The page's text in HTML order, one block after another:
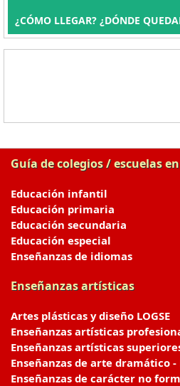
¿CÓMO LLEGAR? ¿DÓNDE
Guía de colegios / escuelas
Educación infantil
Educación primaria
Educación secundaria
Educación especial
Enseñanzas de idiomas
Enseñanzas artísticas
Artes plásticas y diseño LOGSE
Enseñanzas artísticas
Enseñanzas artísticas
Enseñanzas de arte dramático -
Enseñanzas de carácter no